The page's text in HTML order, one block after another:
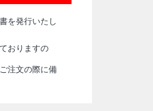
を発行いたし
おりますの
注文の際に備